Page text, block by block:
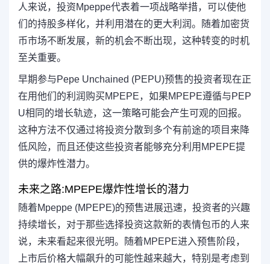
人来说，投资Mpeppe代表着一项战略举措，可以使他
们的持股多样化，并利用潜在的更大利润。随着加密货
币市场不断发展，新的机会不断出现，这种转变的时机
至关重要。
早期参与Pepe Unchained (PEPU)预售的投资者现在正
在用他们的利润购买MPEPE，如果MPEPE遵循与PEP
U相同的增长轨迹，这一策略可能会产生可观的回报。
这种方法不仅通过将投资分散到多个有前途的项目来降
低风险，而且还使这些投资者能够充分利用MPEPE提
供的爆炸性潜力。
未来之路:MPEPE爆炸性增长的潜力
随着Mpeppe (MPEPE)的预售进展迅速，投资者的兴趣
持续增长，对于那些选择投资这款新的表情包币的人来
说，未来看起来很光明。随着MPEPE进入预售阶段，
上市后价格大幅飙升的可能性越来越大，特别是考虑到